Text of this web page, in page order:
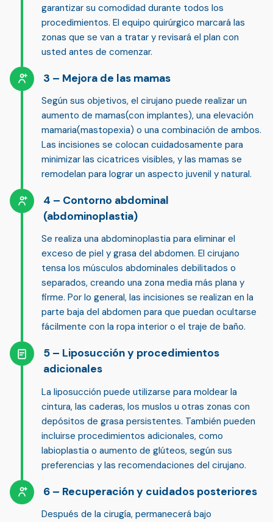
garantizar su comodidad durante todos los
procedimientos. El equipo quirúrgico marcará las
zonas que se van a tratar y revisará el plan con
usted antes de comenzar.
Mejora de las mamas
Según sus objetivos, el cirujano puede realizar un
aumento de mamas(con implantes), una elevación
mamaria(mastopexia) o una combinación de ambos.
Las incisiones se colocan cuidadosamente para
minimizar las cicatrices visibles, y las mamas se
remodelan para lograr un aspecto juvenil y natural.
Contorno abdominal
(abdominoplastia)
Se realiza una abdominoplastia para eliminar el
exceso de piel y grasa del abdomen. El cirujano
tensa los músculos abdominales debilitados o
separados, creando una zona media más plana y
firme. Por lo general, las incisiones se realizan en la
parte baja del abdomen para que puedan ocultarse
fácilmente con la ropa interior o el traje de baño.
Liposucción y procedimientos
adicionales
La liposucción puede utilizarse para moldear la
cintura, las caderas, los muslos u otras zonas con
depósitos de grasa persistentes. También pueden
incluirse procedimientos adicionales, como
labioplastia o aumento de glúteos, según sus
preferencias y las recomendaciones del cirujano.
Recuperación y cuidados posteriores
Después de la cirugía, permanecerá bajo